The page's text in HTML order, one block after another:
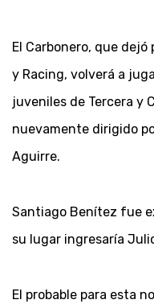
El Carbonero, que dejó
y Racing, volverá a
juveniles de Tercera y
nuevamente dirigido
Aguirre.
Santiago Benítez fue
su lugar ingresaría
El probable para esta